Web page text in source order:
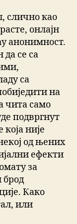
слично као
онлајн
анонимност.
се са
са
на
чита само
подвргнут
није
од њених
ефекти
за
брод
Како
или